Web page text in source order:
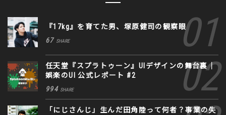
『17kg』を育てた男、塚原健司の観察眼
67 SHARE
任天堂『スプラトゥーン』UIデザインの舞台裏｜
娯楽のUI 公式レポート #2
994 SHARE
「にじさんじ」生んだ田角陸って何者？事業の失